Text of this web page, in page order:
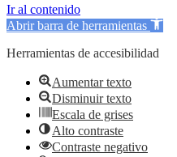
Ir al contenido
Abrir barra de herramientas
Herramientas de accesibilidad
Aumentar texto
Disminuir texto
Escala de grises
Alto contraste
Contraste negativo